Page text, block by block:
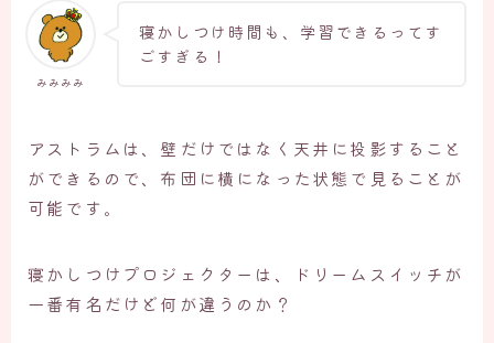
みみみみ
寝かしつけ時間も、学習できるってす
ごすぎる！
アストラムは、壁だけではなく天井に投影すること
ができるので、布団に横になった状態で見ることが
可能です。
寝かしつけプロジェクターは、ドリームスイッチが
一番有名だけど何が違うのか？